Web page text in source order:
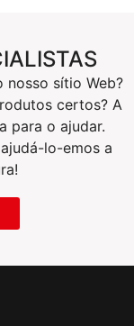
nosso sítio Web?
certos? A
para o ajudar.
lo-emos a